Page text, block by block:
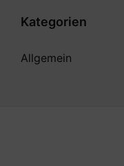
Kategorien
Allgemein